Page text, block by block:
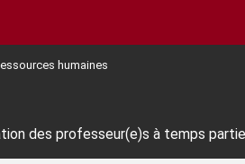
humaines
des professeur(e)s à temps